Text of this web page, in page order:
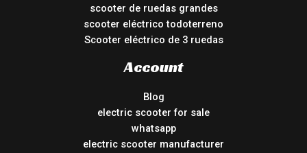
scooter de ruedas grandes
scooter eléctrico todoterreno
Scooter eléctrico de 3 ruedas
Account
Blog
electric scooter for sale
whatsapp
electric scooter manufacturer